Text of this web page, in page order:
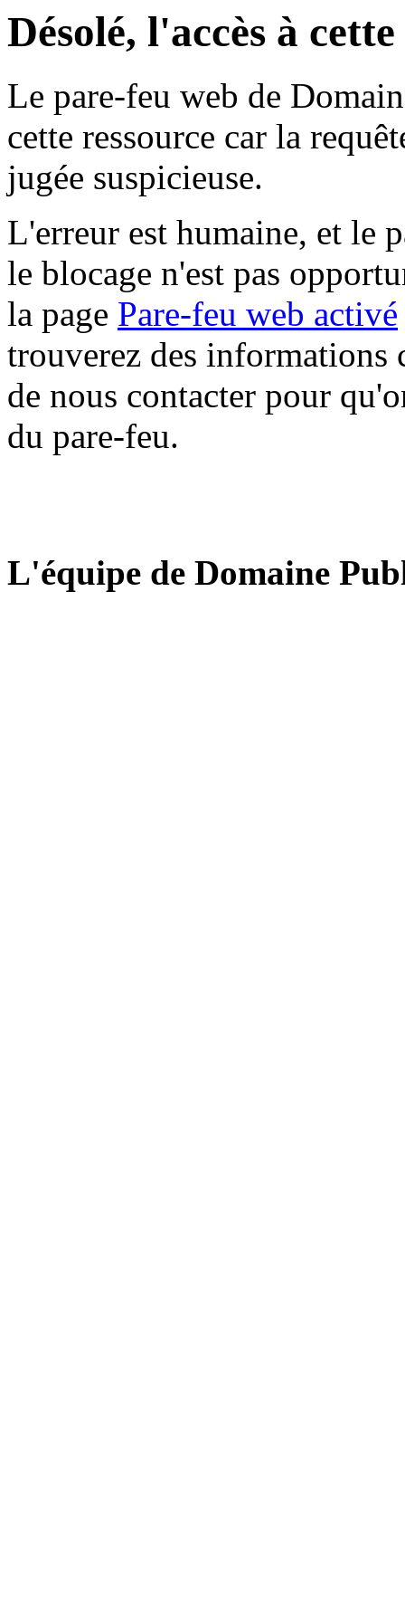
Désolé, l'accès à
Le pare-feu web de
cette ressource car la
jugée suspicieuse.
L'erreur est humaine, et le
le blocage n'est pas
la page Pare-feu web activé
trouverez des informations
de nous contacter pour
du pare-feu.
L'équipe de Domaine